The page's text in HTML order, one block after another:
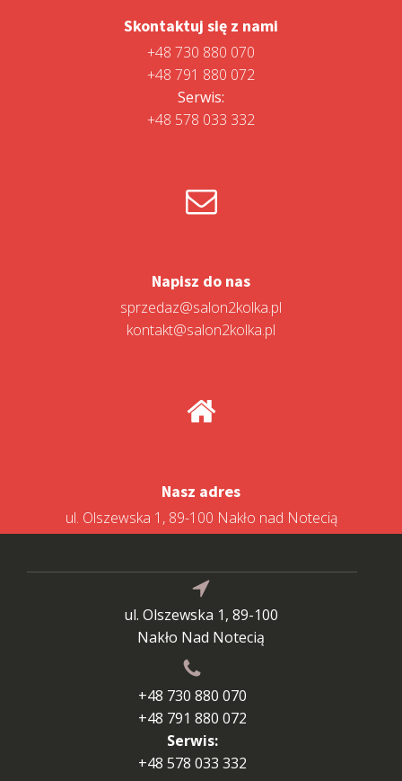
Skontaktuj się z nami
+48 730 880 070
+48 791 880 072
Serwis:
+48 578 033 332
Napisz do nas
sprzedaz@salon2kolka.pl
kontakt@salon2kolka.pl
Nasz adres
ul. Olszewska 1, 89-100 Nakło nad Notecią
ul. Olszewska 1, 89-100
Nakło Nad Notecią
+48 730 880 070
+48 791 880 072
Serwis:
+48 578 033 332